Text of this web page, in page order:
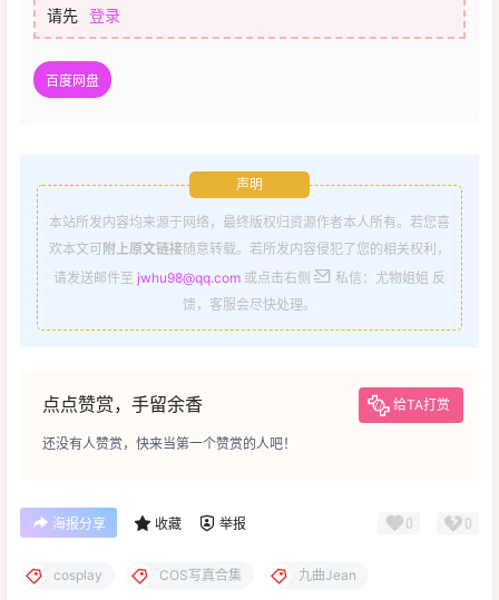
请先 登录
百度网盘
声明
本站所发内容均来源于网络，最终版权归资源作者本人所有。若您喜
欢本文可 附上原文链接随意转载。若所发内容侵犯了您的相关权利，
请发送邮件至 jwhu98@qq.com 或点击右侧
私信：尤物姐姐 反
馈，客服会尽快处理。
点点赞赏，手留余香 给TA打赏
还没有人赞赏，快来当第一个赞赏的人吧！
海报分享 收藏 举报 0 0
cosplay COS写真合集 九曲Jean